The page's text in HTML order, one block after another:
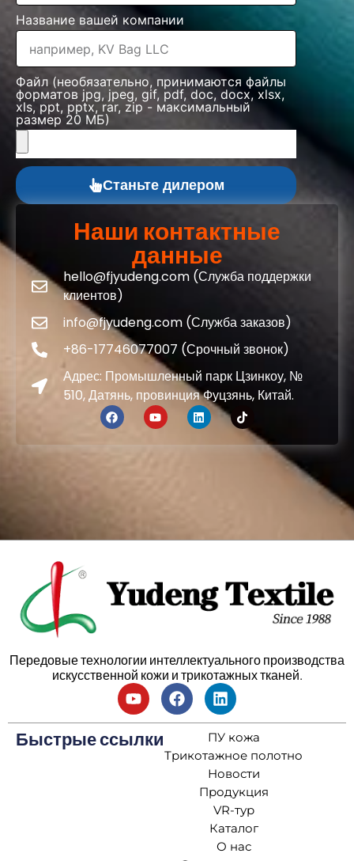
Название вашей компании
Файл (необязательно, принимаются файлы
форматов jpg, jpeg, gif, pdf, doc, docx, xlsx,
xls, ppt, pptx, rar, zip - максимальный
размер 20 МБ)
Станьте дилером
Наши контактные
данные
hello@fjyudeng.com (Служба поддержки
клиентов)
info@fjyudeng.com (Служба заказов)
+86-17746077007 (Срочный звонок)
Адрес: Промышленный парк Цзинкоу, №
510, Датянь, провинция Фуцзянь, Китай.
Передовые технологии интеллектуального производства
искусственной кожи и трикотажных тканей.
Быстрые ссылки
ПУ кожа
Трикотажное полотно
Новости
Продукция
VR-тур
Каталог
О нас